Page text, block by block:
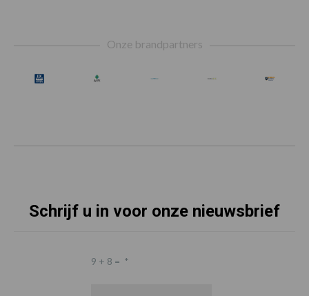
Onze brandpartners
Schrijf u in voor onze nieuwsbrief
9 + 8 = *